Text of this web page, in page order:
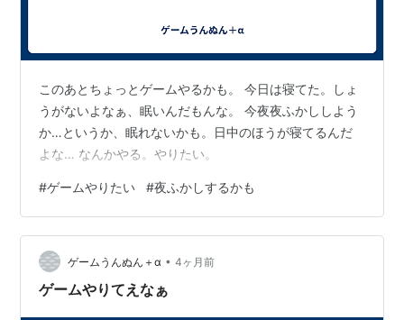
このあとちょっとゲームやるかも。 今日は寝てた。しょ
うがないよなぁ、眠いんだもんな。 今夜夜ふかししよう
か…というか、眠れないかも。日中のほうが寝てるんだ
よな… なんかやる。やりたい。
#ゲームやりたい #夜ふかしするかも
ゲームうんぬん＋α • 4ヶ月前
ゲームやりてえなぁ